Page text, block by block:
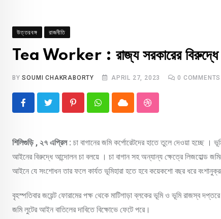
উত্তরবঙ্গ রাজনীতি
Tea Worker : রাজ্য সরকারের বিরুদ্ধে
BYSOUMI CHAKRABORTY APRIL 27, 2023 0 COMMENTS
PinterestWhatsappCloud StumbleUpon
শিলিগুড়ি , ২৭ এপ্রিল : চা বাগানের জমি কর্পোরেটদের হাতে তুলে দেওয়া হচ্ছে ।
আইনের বিরুদ্ধে আন্দোলন চা বলয়ে । চা বাগান সহ অন্যান্য ক্ষেত্রে লিজহোল্ড
আইনে যে সংশোধন তার ফলে কার্যত ভূমিহারা হতে হবে কয়েকশো বছর ধরে
বৃহস্পতিবার জয়েন্ট ফোরামের পক্ষ থেকে মাটিগাড়া ব্লকের ভূমি ও ভূমি রাজস্ব
জমি লুটের আইন বাতিলের দাবিতে বিক্ষোভে ফেটে পরে।